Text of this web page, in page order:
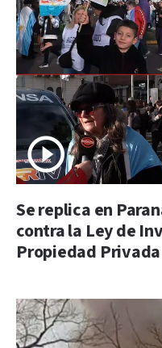
Se replica en
contra la Ley de
Propiedad Privada